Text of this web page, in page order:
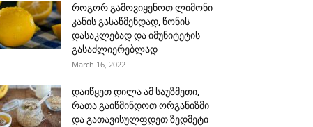
როგორ გამოვიყენოთ ლიმონი
კანის გასაწმენდად, წონის
დასაკლებად და იმუნიტეტის
გასაძლიერებლად
March 16, 2022
დაიწყეთ დილა ამ საუზმეთი,
რათა გაიწმინდოთ ორგანიზმი
და გათავისულფდეთ ზედმეტი